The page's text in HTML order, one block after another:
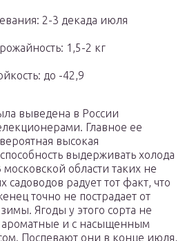
2-3 декада июля
1,5-2 кг
до -42,9
выведена в России
Главное ее
высокая
выдерживать холода
московской области таких не
садоводов радует тот факт, что
точно не пострадает от
Ягоды у этого сорта не
и с насыщенным
Поспевают они в конце июля,